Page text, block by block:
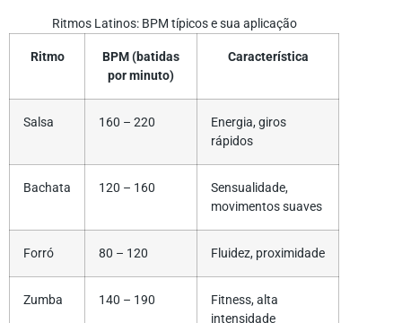
Ritmos Latinos: BPM típicos e sua aplicação
Ritmo
BPM (batidas
por minuto)
Característica
Salsa 160 – 220
Energia, giros
rápidos
Bachata 120 – 160
Sensualidade,
movimentos suaves
Forró 80 – 120 Fluidez, proximidade
Zumba 140 – 190
Fitness, alta
intensidade